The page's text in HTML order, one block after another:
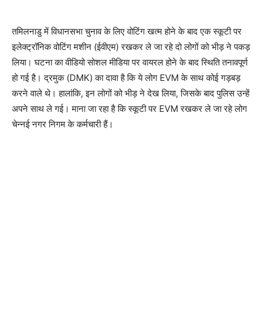
तमिलनाडु में विधानसभा चुनाव के लिए वोटिंग खत्म होने के बाद एक स्कूटी पर
इलेक्ट्रॉनिक वोटिंग मशीन (ईवीएम) रखकर ले जा रहे दो लोगों को भीड़ ने पकड़
लिया। घटना का वीडियो सोशल मीडिया पर वायरल होने के बाद स्थिति तनावपूर्ण
हो गई है। द्रमुक (DMK) का दावा है कि ये लोग EVM के साथ कोई गड़बड़
करने वाले थे। हालांकि, इन लोगों को भीड़ ने देख लिया, जिसके बाद पुलिस उन्हें
अपने साथ ले गई। माना जा रहा है कि स्कूटी पर EVM रखकर ले जा रहे लोग
चेन्नई नगर निगम के कर्मचारी हैं।